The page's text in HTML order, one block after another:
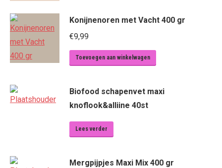
Konijnenoren met Vacht 400 gr
€9,99
Toevoegen aan winkelwagen
Biofood schapenvet maxi
knoflook&alliine 40st
Lees verder
Mergpijpjes Maxi Mix 400 gr